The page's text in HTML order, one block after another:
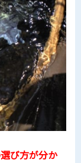
び方が分か